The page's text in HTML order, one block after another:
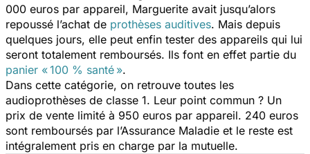
000 euros par appareil, Marguerite avait jusqu’alors
repoussé l’achat de prothèses auditives. Mais depuis
quelques jours, elle peut enfin tester des appareils qui lui
seront totalement remboursés. Ils font en effet partie du
panier « 100 % santé ».
Dans cette catégorie, on retrouve toutes les
audioprothèses de classe 1. Leur point commun ? Un
prix de vente limité à 950 euros par appareil. 240 euros
sont remboursés par l’Assurance Maladie et le reste est
intégralement pris en charge par la mutuelle.